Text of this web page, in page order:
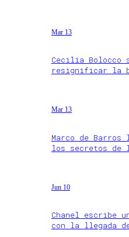
Mar 13
Cecilia Bolocco
resignificar la
Mar 13
Marco de
los secretos de
Jun 10
Chanel escribe
con la llegada